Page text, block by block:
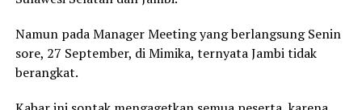
Namun pada Manager Meeting yang berlangsung Senin
sore, 27 September, di Mimika, ternyata Jambi tidak
berangkat.